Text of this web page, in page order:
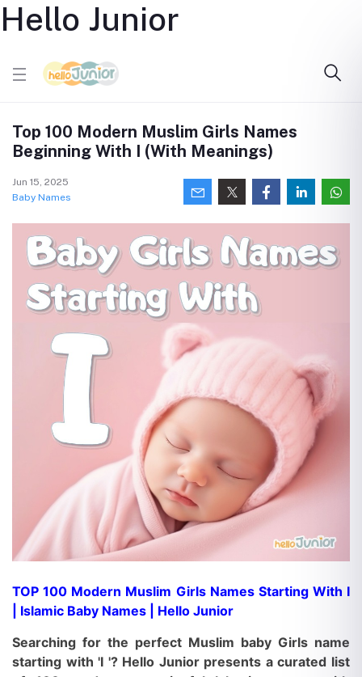
Hello Junior
Top 100 Modern Muslim Girls Names
Beginning With I (With Meanings)
Jun 15, 2025
Baby Names
TOP 100 Modern Muslim Girls Names Starting With I
| Islamic Baby Names | Hello Junior
Searching for the perfect Muslim baby Girls name
starting with 'I '? Hello Junior presents a curated list